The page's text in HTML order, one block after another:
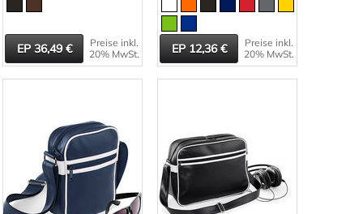
36,49
Preise inkl.
20% MwSt.
12,36
Preise inkl.
20% MwSt.